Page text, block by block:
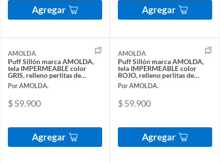
Agregar Agregar
AMOLDA
Puff Sillón marca AMOLDA,
tela IMPERMEABLE color
GRIS, relleno perlitas de
plumavit.
Por AMOLDA.
$ 59.900
Agregar
AMOLDA
Puff Sillón marca AMOLDA,
tela IMPERMEABLE color
ROJO, relleno perlitas de
plumavit.
Por AMOLDA.
$ 59.900
Agregar